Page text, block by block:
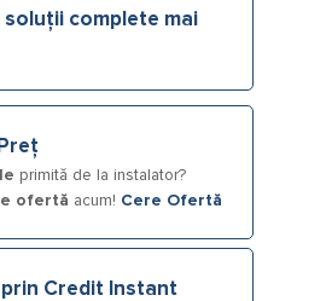
complete mai
primită de la instalator?
ofertă acum! Cere Ofertă
prin Credit Instant